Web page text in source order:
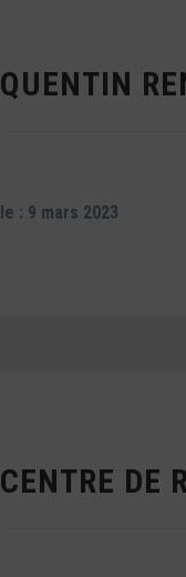
QUENTIN
le : 9 mars 2023
CENTRE DE